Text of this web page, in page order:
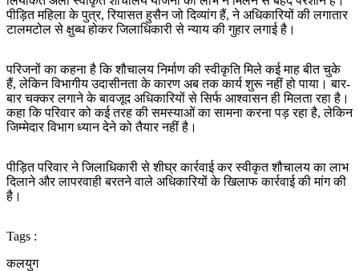
पीड़ित महिला के पुत्र, रियासत हुसैन जो दिव्यांग हैं, ने अधिकारियों की लगातार
टालमटोल से क्षुब्ध होकर जिलाधिकारी से न्याय की गुहार लगाई है।
परिजनों का कहना है कि शौचालय निर्माण की स्वीकृति मिले कई माह बीत चुके
हैं, लेकिन विभागीय उदासीनता के कारण अब तक कार्य शुरू नहीं हो पाया। बार-
बार चक्कर लगाने के बावजूद अधिकारियों से सिर्फ आश्वासन ही मिलता रहा है।
कहा कि परिवार को कई तरह की समस्याओं का सामना करना पड़ रहा है, लेकिन
जिम्मेदार विभाग ध्यान देने को तैयार नहीं है।
पीड़ित परिवार ने जिलाधिकारी से शीघ्र कार्रवाई कर स्वीकृत शौचालय का लाभ
दिलाने और लापरवाही बरतने वाले अधिकारियों के खिलाफ कार्रवाई की मांग की
है।
Tags :
कलयुग